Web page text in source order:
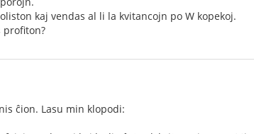
kaj vendas al li la kvitancojn po W kopekoj.
profiton?
ĉion. Lasu min klopodi: